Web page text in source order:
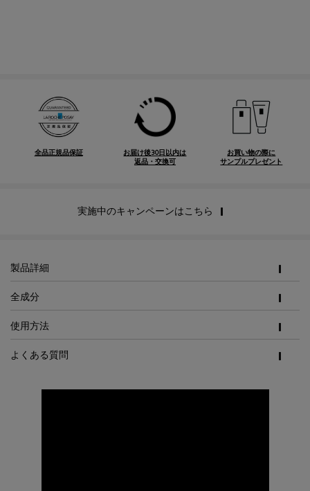
全品正規品保証
お届け後30日以内は
返品・交換可
お買い物の際に
サンプルプレゼント
実施中のキャンペーンはこちら
製品詳細
全成分
使用方法
よくある質問